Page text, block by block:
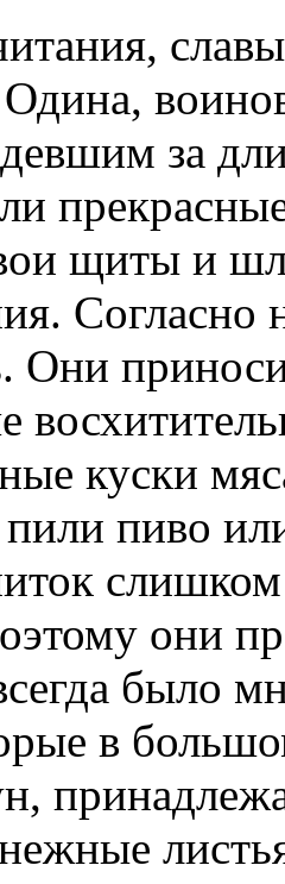
Одина,
за
щиты и
Согласно
Они
куски
пиво
они
было
в